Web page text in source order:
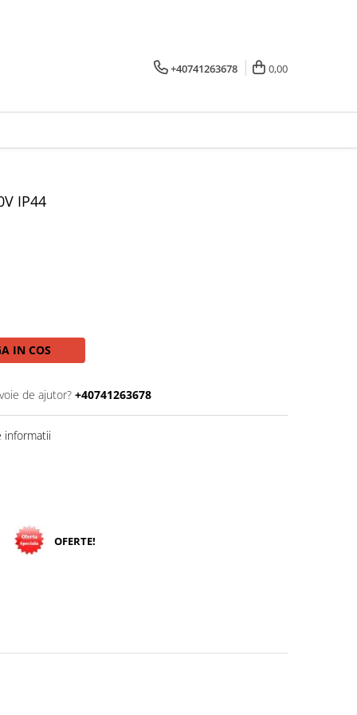
+40741263678 0,00
IP44
IN COS
de ajutor? +40741263678
informatii
OFERTE!